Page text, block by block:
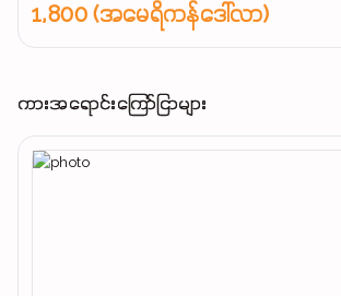
1,800 (အမေရိကန်ဒေါ်လာ)
ကားအရောင်းကြော်ငြာများ